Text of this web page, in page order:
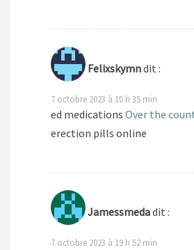
Felixskymndit :
7 octobre 2023 à 10 h 35 min
ed medications Over the
erection pills online
Jamessmedadit :
7 octobre 2023 à 19 h 52 min